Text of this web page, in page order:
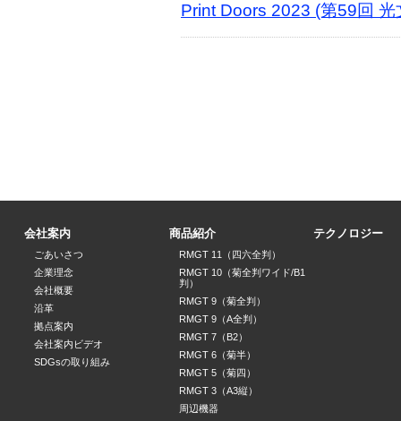
Print Doors 2023 (第59回
会社案内
ごあいさつ
企業理念
会社概要
沿革
拠点案内
会社案内ビデオ
SDGsの取り組み
商品紹介
RMGT 11（四六全判）
RMGT 10（菊全判ワイド/B1
判）
RMGT 9（菊全判）
RMGT 9（A全判）
RMGT 7（B2）
RMGT 6（菊半）
RMGT 5（菊四）
RMGT 3（A3縦）
周辺機器
テクノロジー